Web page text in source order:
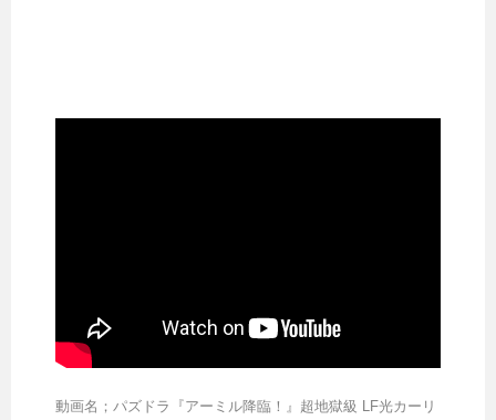
動画名；パズドラ『アーミル降臨！』超地獄級 LF光カーリ